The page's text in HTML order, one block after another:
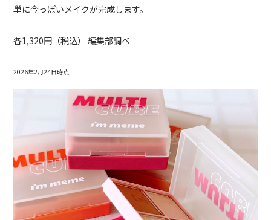
単に今っぽいメイクが完成します。
各1,320円（税込） 編集部調べ
2026年2月24日時点